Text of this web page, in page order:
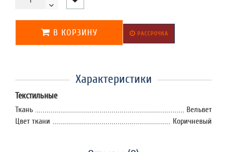
В КОРЗИНУ РАССРОЧКА
Характеристики
Текстильные
Ткань
Вельвет
Цвет ткани
Коричневый